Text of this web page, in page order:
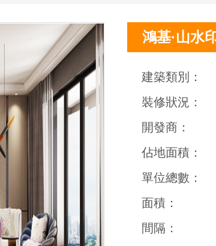
鴻基·山水
建築類別：
裝修狀況：
開發商：
佔地面積：
單位總數：
面積：
間隔：